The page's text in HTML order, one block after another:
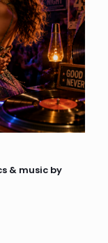
& music by